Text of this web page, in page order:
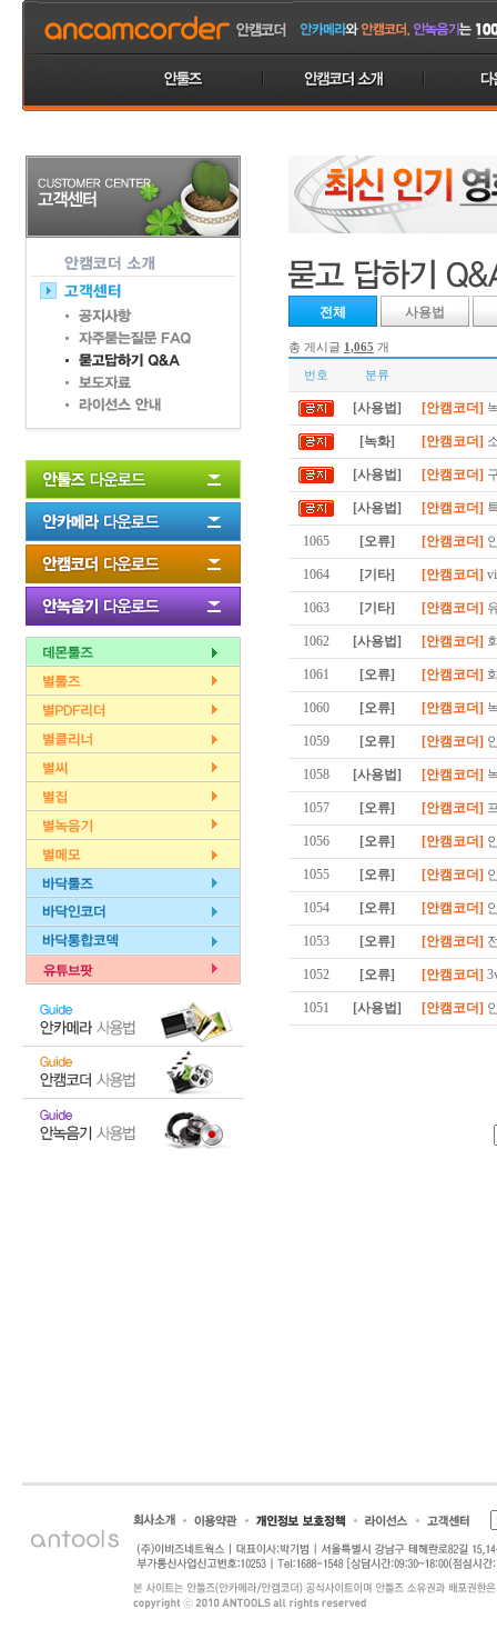
전체 사용법
총 게시글 1,065 개
번호 분류
[사용법] [안캠코더]
[녹화] [안캠코더]
[사용법] [안캠코더]
[사용법] [안캠코더]
1065 [오류] [안캠코더]
1064 [기타] [안캠코더]
1063 [기타] [안캠코더]
1062 [사용법] [안캠코더]
1061 [오류] [안캠코더]
1060 [오류] [안캠코더]
1059 [오류] [안캠코더]
1058 [사용법] [안캠코더]
1057 [오류] [안캠코더]
1056 [오류] [안캠코더]
1055 [오류] [안캠코더]
1054 [오류] [안캠코더]
1053 [오류] [안캠코더]
1052 [오류] [안캠코더]
1051 [사용법] [안캠코더]